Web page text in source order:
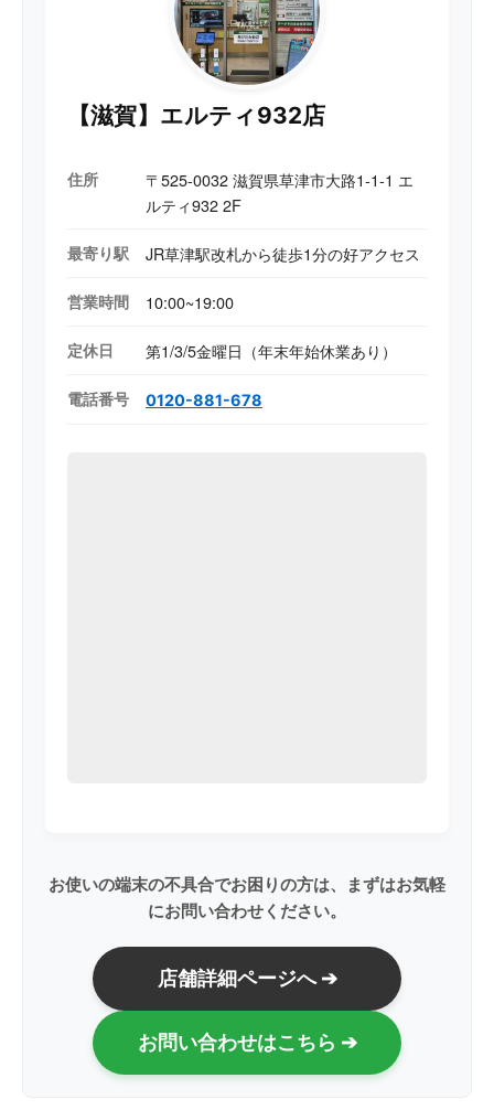
【滋賀】エルティ932店
住所
〒525-0032 滋賀県草津市大路1-1-1 エ
ルティ932 2F
最寄り駅 JR草津駅改札から徒歩1分の好アクセス
営業時間 10:00~19:00
定休日 第1/3/5金曜日（年末年始休業あり）
電話番号 0120-881-678
お使いの端末の不具合でお困りの方は、まずはお気軽
にお問い合わせください。
店舗詳細ページへ ➔
お問い合わせはこちら ➔